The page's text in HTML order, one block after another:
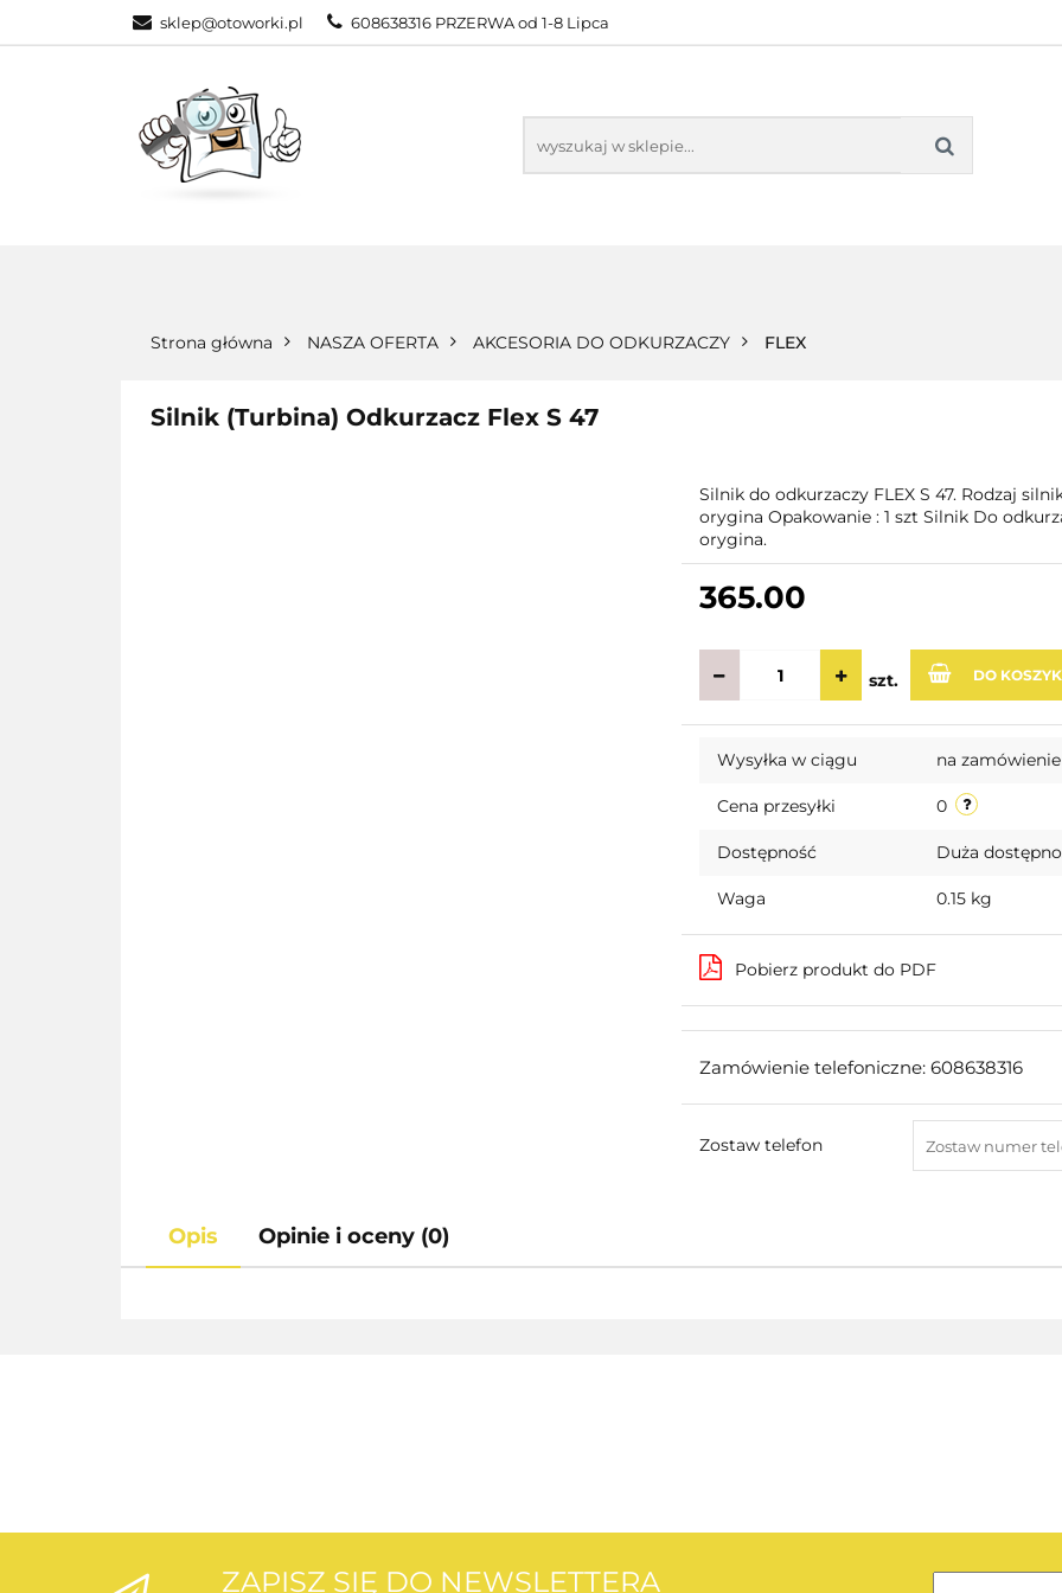
sklep@otoworki.pl 608638316 PRZERWA od 1-8 Lipca
NASZA OFERTA KONTAKT BESTSELLERY BLOG
Strona główna NASZA OFERTA AKCESORIA DO ODKURZACZY FLEX
Silnik (Turbina) Odkurzacz Flex S 47
Silnik do odkurzaczy FLEX S 47. Rodzaj
orygina Opakowanie : 1 szt Silnik Do
orygina.
365.00
szt. DO
Wysyłka w ciągu na zamówienie
Cena przesyłki 0
Dostępność Duża
Waga 0.15 kg
Pobierz produkt do PDF
Zamówienie telefoniczne: 608638316
Zostaw telefon
Opis Opinie i oceny (0)
ZAPISZ SIĘ DO NEWSLETTERA